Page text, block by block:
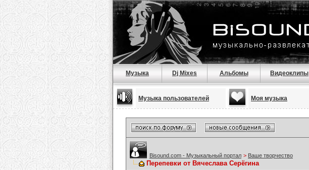
Музыка Dj Mixes Альбомы Видеоклипы
Музыка пользователей Моя музыка
Bisound.com - Музыкальный портал > Ваше творчество
Перепевки от Вячеслава Серёгина